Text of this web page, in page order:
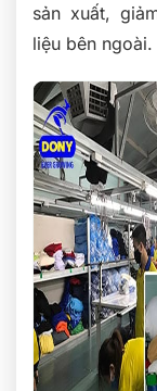
sản xuất,
liệu bên ngoài.